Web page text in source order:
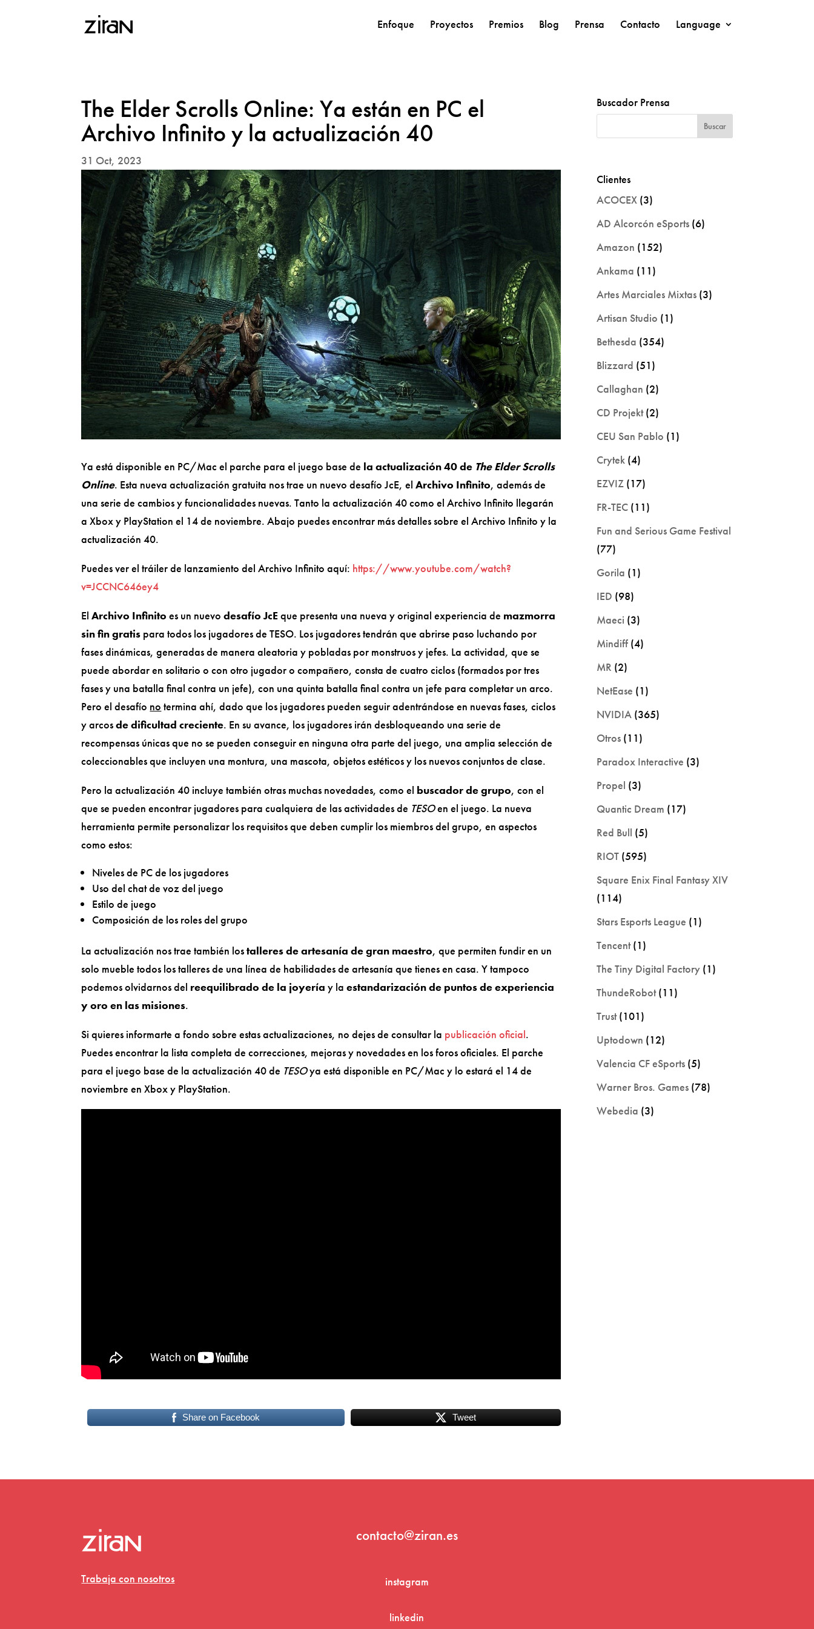
Enfoque Proyectos Premios Blog Prensa Contacto Language
The Elder Scrolls Online: Ya están en PC el
Archivo Infinito y la actualización 40
31 Oct, 2023
Ya está disponible en PC/Mac el parche para el juego base de la actualización 40de The Elder Scrolls
Online. Esta nueva actualización gratuita nos trae un nuevo desafío JcE, elArchivo Infinito, además de
una serie de cambios y funcionalidades nuevas. Tanto la actualización 40 como el Archivo Infinito llegarán
a Xbox y PlayStation el 14 de noviembre. Abajo puedes encontrar más detalles sobre el Archivo Infinito y la
actualización 40.
Puedes ver el tráiler de lanzamiento del Archivo Infinito aquí: https://www.youtube.com/watch?
v=JCCNC646ey4
ElArchivo Infinito es un nuevodesafío JcEque presenta una nueva y original experiencia de mazmorra
sin fin gratis para todos los jugadores de TESO. Los jugadores tendrán que abrirse paso luchando por
fases dinámicas, generadas de manera aleatoria y pobladas por monstruos y jefes. La actividad, que se
puede abordar en solitario o con otro jugador o compañero, consta de cuatro ciclos (formados por tres
fases y una batalla final contra un jefe), con una quinta batalla final contra un jefe para completar un arco.
Pero el desafío no termina ahí, dado que los jugadores pueden seguir adentrándose en nuevas fases, ciclos
y arcosde dificultad creciente. En su avance, los jugadores irán desbloqueando una serie de
recompensas únicas que no se pueden conseguir en ninguna otra parte del juego, una amplia selección de
coleccionables que incluyen una montura, una mascota, objetos estéticos y los nuevos conjuntos de clase.
Pero la actualización 40 incluye también otras muchas novedades, como el buscador de grupo, con el
que se pueden encontrar jugadores para cualquiera de las actividades de TESOen el juego. La nueva
herramienta permite personalizar los requisitos que deben cumplir los miembros del grupo, en aspectos
como estos:
Niveles de PC de los jugadores
Uso del chat de voz del juego
Estilo de juego
Composición de los roles del grupo
La actualización nos trae también lostalleres de artesanía de gran maestro, que permiten fundir en un
solo mueble todos los talleres de una línea de habilidades de artesanía que tienes en casa. Y tampoco
podemos olvidarnos del reequilibrado de la joyeríay laestandarización de puntos de experiencia
y oro en las misiones.
Si quieres informarte a fondo sobre estas actualizaciones, no dejes de consultar la publicación oficial.
Puedes encontrar la lista completa de correcciones, mejoras y novedades en los foros oficiales. El parche
para el juego base de la actualización 40 de TESOya está disponible en PC/Mac y lo estará el 14 de
noviembre en Xbox y PlayStation.
Share on Facebook Tweet
Buscador Prensa
Clientes
ACOCEX (3)
AD Alcorcón eSports (6)
Amazon (152)
Ankama (11)
Artes Marciales Mixtas (3)
Artisan Studio (1)
Bethesda (354)
Blizzard (51)
Callaghan (2)
CD Projekt(2)
CEU San Pablo (1)
Crytek (4)
EZVIZ (17)
FR-TEC (11)
Fun and Serious Game Festival
(77)
Gorila (1)
IED (98)
Maeci (3)
Mindiff (4)
MR (2)
NetEase (1)
NVIDIA (365)
Otros (11)
Paradox Interactive (3)
Propel (3)
Quantic Dream (17)
Red Bull (5)
RIOT (595)
Square Enix Final Fantasy XIV
(114)
Stars Esports League (1)
Tencent(1)
The Tiny Digital Factory (1)
ThundeRobot(11)
Trust(101)
Uptodown (12)
Valencia CF eSports (5)
Warner Bros. Games (78)
Webedia (3)
Trabaja con nosotros
contacto@ziran.es
instagram
linkedin